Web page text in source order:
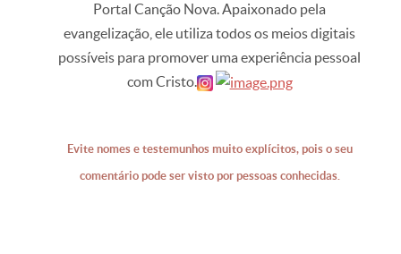
Portal Canção Nova. Apaixonado pela
evangelização, ele utiliza todos os meios digitais
possíveis para promover uma experiência pessoal
com Cristo.
Evite nomes e testemunhos muito explícitos, pois o seu
comentário pode ser visto por pessoas conhecidas.